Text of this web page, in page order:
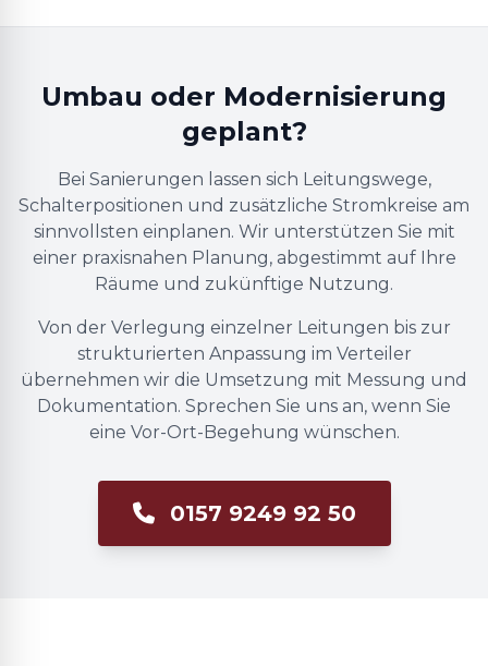
Umbau oder Modernisierung
geplant?
Bei Sanierungen lassen sich Leitungswege,
Schalterpositionen und zusätzliche Stromkreise am
sinnvollsten einplanen. Wir unterstützen Sie mit
einer praxisnahen Planung, abgestimmt auf Ihre
Räume und zukünftige Nutzung.
Von der Verlegung einzelner Leitungen bis zur
strukturierten Anpassung im Verteiler
übernehmen wir die Umsetzung mit Messung und
Dokumentation. Sprechen Sie uns an, wenn Sie
eine Vor-Ort-Begehung wünschen.
0157 9249 92 50